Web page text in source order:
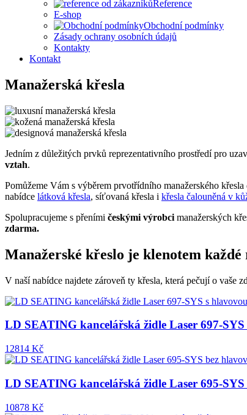
Reference
E-shop
Obchodní podmínky
Zásady ochrany osobních údajů
Kontakty
Kontakt
Manažerská křesla
Jedním z důležitých prvků reprezentativního prostředí pro
vztah.
Pomůžeme Vám s výběrem prvotřídního manažerského křesla
nabídce látková křesla, síťovaná křesla i křesla čalouněná v
Spolupracujeme s přeními českými výrobci manažerských
zdarma.
Manažerské křeslo je klenotem
V naší nabídce najdete zároveň ty křesla, která pečují o vaše
LD SEATING kancelářská židle Laser 697-
12814 Kč
LD SEATING kancelářská židle Laser 695-
10878 Kč